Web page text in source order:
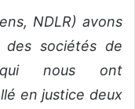
NDLR) avons
des sociétés de
qui nous ont
en justice deux